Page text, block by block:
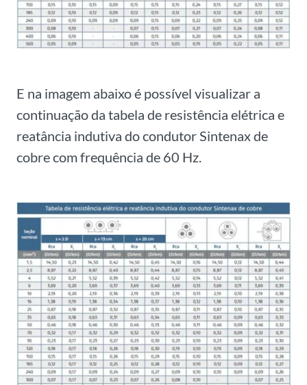
E na imagem abaixo é possível visualizar a
continuação da tabela de resistência elétrica e
reatância indutiva do condutor Sintenax de
cobre com frequência de 60 Hz.